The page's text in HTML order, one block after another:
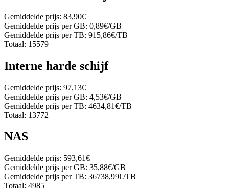
Gemiddelde prijs: 83,90€
Gemiddelde prijs per GB: 0,89€/GB
Gemiddelde prijs per TB: 915,86€/TB
Totaal: 15579
Interne harde schijf
Gemiddelde prijs: 97,13€
Gemiddelde prijs per GB: 4,53€/GB
Gemiddelde prijs per TB: 4634,81€/TB
Totaal: 13772
NAS
Gemiddelde prijs: 593,61€
Gemiddelde prijs per GB: 35,88€/GB
Gemiddelde prijs per TB: 36738,99€/TB
Totaal: 4985